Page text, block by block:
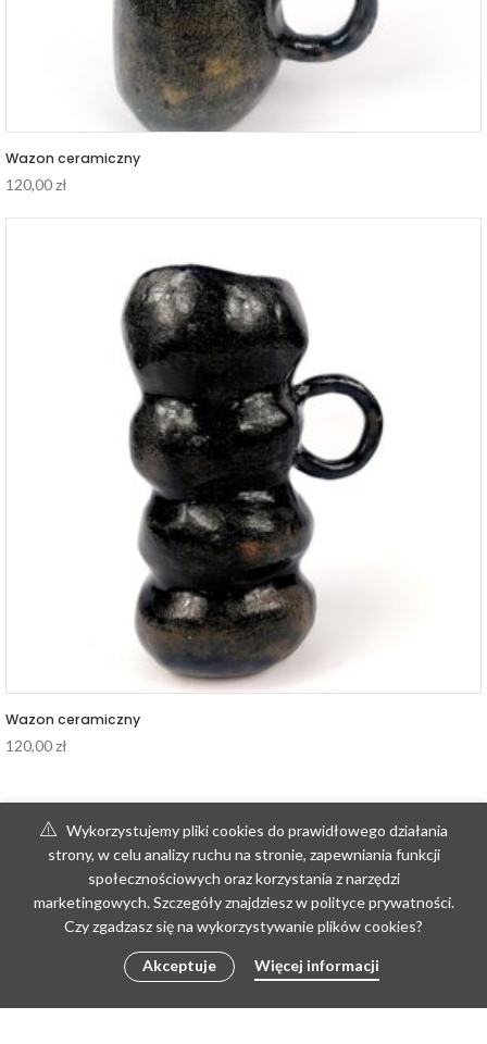
Wazon ceramiczny
120,00zł
Wazon ceramiczny
120,00zł
Wykorzystujemy pliki cookies do prawidłowego działania
strony, w celu analizy ruchu na stronie, zapewniania funkcji
społecznościowych oraz korzystania z narzędzi
marketingowych. Szczegóły znajdziesz w polityce prywatności.
Czy zgadzasz się na wykorzystywanie plików cookies?
Akceptuje Więcej informacji